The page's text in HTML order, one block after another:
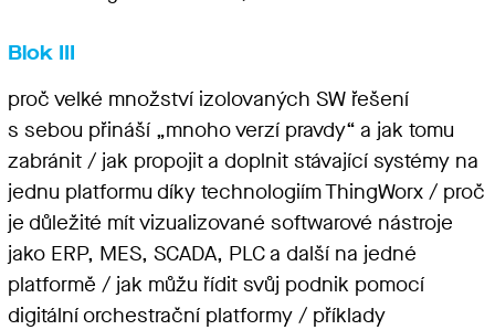
Blok III
proč velké množství izolovaných SW řešení
s sebou přináší „mnoho verzí pravdy“ a jak tomu
zabránit / jak propojit a doplnit stávající systémy na
jednu platformu díky technologiím ThingWorx / proč
je důležité mít vizualizované softwarové nástroje
jako ERP, MES, SCADA, PLC a další na jedné
platformě / jak můžu řídit svůj podnik pomocí
digitální orchestrační platformy / příklady